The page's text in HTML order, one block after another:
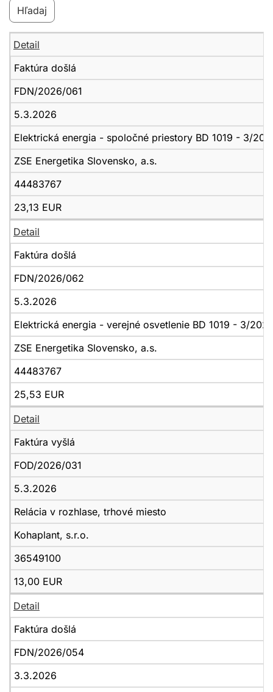
Detail
Faktúra došlá
FDN/2026/061
5.3.2026
Elektrická energia - spoločné priestory BD 1019 - 3/
ZSE Energetika Slovensko, a.s.
44483767
23,13 EUR
Detail
Faktúra došlá
FDN/2026/062
5.3.2026
Elektrická energia - verejné osvetlenie BD 1019 - 3/
ZSE Energetika Slovensko, a.s.
44483767
25,53 EUR
Detail
Faktúra vyšlá
FOD/2026/031
5.3.2026
Relácia v rozhlase, trhové miesto
Kohaplant, s.r.o.
36549100
13,00 EUR
Detail
Faktúra došlá
FDN/2026/054
3.3.2026